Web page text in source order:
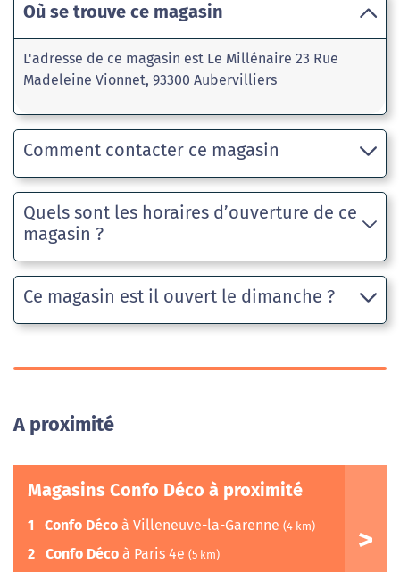
Où se trouve ce magasin
L'adresse de ce magasin est Le Millénaire 23 Rue
Madeleine Vionnet, 93300 Aubervilliers
Comment contacter ce magasin
Quels sont les horaires d’ouverture de ce
magasin ?
Ce magasin est il ouvert le dimanche ?
A proximité
Magasins Confo Déco à proximité
1 Confo Déco à Villeneuve-la-Garenne (4 km)
2 Confo Déco à Paris 4e (5 km)